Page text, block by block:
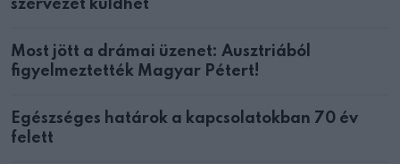
szervezet küldhet
Most jött a drámai üzenet: Ausztriából
figyelmeztették Magyar Pétert!
Egészséges határok a kapcsolatokban 70 év
felett